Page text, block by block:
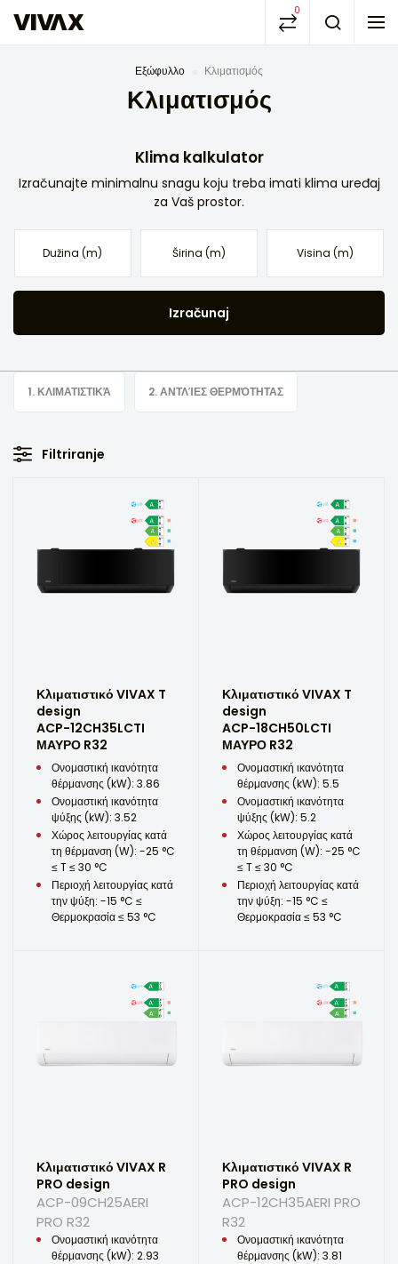
0
Εξώφυλλο Κλιματισμός
Κλιματισμός
Klima kalkulator
Izračunajte minimalnu snagu koju treba imati klima uređaj
za Vaš prostor.
Izračunaj
1. ΚΛΙΜΑΤΙΣΤΙΚΆ 2. ΑΝΤΛΊΕΣ ΘΕΡΜΌΤΗΤΑΣ
Filtriranje
Κλιματιστικό VIVAX T
design
ACP-12CH35LCTI
ΜΑΥΡΟ R32
Ονομαστική ικανότητα
θέρμανσης (kW): 3.86
Ονομαστική ικανότητα
ψύξης (kW): 3.52
Χώρος λειτουργίας κατά
τη θέρμανση (W): -25 °C
≤ T ≤ 30 °C
Περιοχή λειτουργίας κατά
την ψύξη: -15 °C ≤
Θερμοκρασία ≤ 53 °C
Κλιματιστικό VIVAX T
design
ACP-18CH50LCTI
ΜΑΥΡΟ R32
Ονομαστική ικανότητα
θέρμανσης (kW): 5.5
Ονομαστική ικανότητα
ψύξης (kW): 5.2
Χώρος λειτουργίας κατά
τη θέρμανση (W): -25 °C
≤ T ≤ 30 °C
Περιοχή λειτουργίας κατά
την ψύξη: -15 °C ≤
Θερμοκρασία ≤ 53 °C
Κλιματιστικό VIVAX R
PRO design
ACP-09CH25AERI
PRO R32
Ονομαστική ικανότητα
θέρμανσης (kW): 2.93
Κλιματιστικό VIVAX R
PRO design
ACP-12CH35AERI PRO
R32
Ονομαστική ικανότητα
θέρμανσης (kW): 3.81